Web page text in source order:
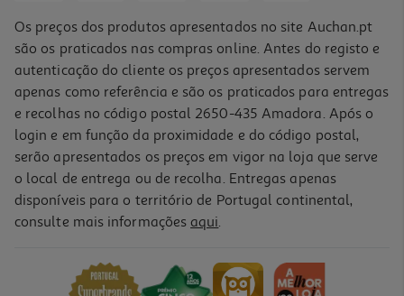
-13%
Afia Auchan 2 Entradas Cores Sortidas
Price reduced from
Os preços dos produtos apresentados no site Auchan.pt
são os praticados nas compras online. Antes do registo e
autenticação do cliente os preços apresentados servem
apenas como referência e são os praticados para entregas
e recolhas no código postal 2650-435 Amadora. Após o
login e em função da proximidade e do código postal,
serão apresentados os preços em vigor na loja que serve
o local de entrega ou de recolha. Entregas apenas
disponíveis para o território de Portugal continental,
consulte mais informações aqui.